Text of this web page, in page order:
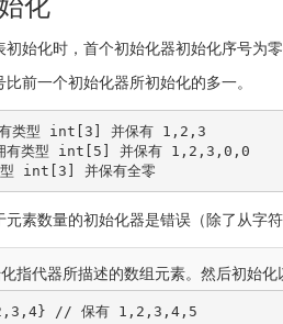
化
始化时，首个初始化器初始化序号为
前一个初始化器所初始化的多一。
类型 int[3] 并保有 1,2,3
类型 int[5] 并保有 1,2,3,0,0
int[3] 并保有全零
素数量的初始化器是错误（除了从字
指代器所描述的数组元素。然后初始
, 3 , 4} // 保有 1,2,3,4,5